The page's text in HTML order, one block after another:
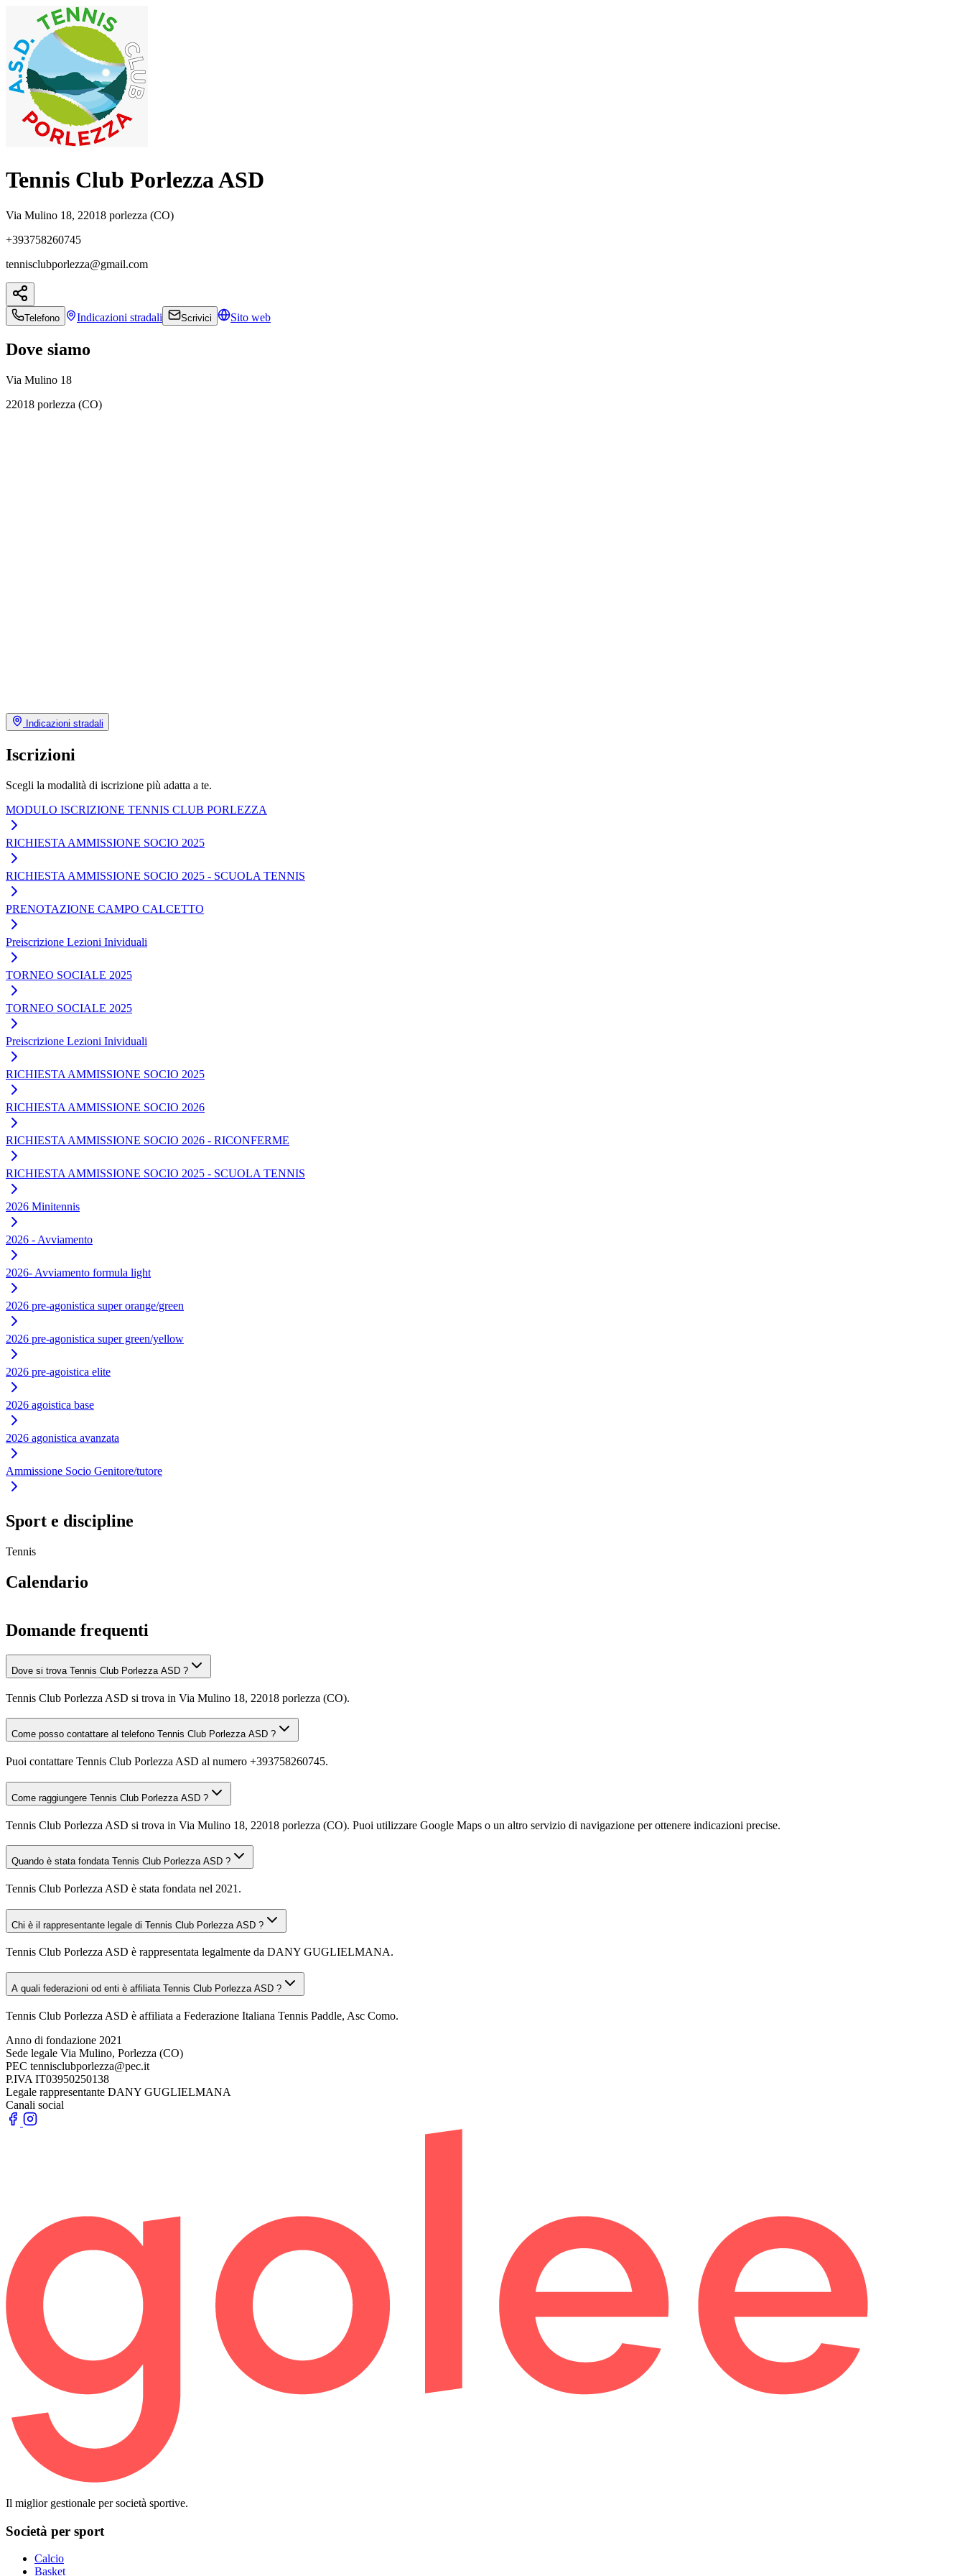
Tennis Club Porlezza ASD
Via Mulino 18, 22018 porlezza (CO)
+393758260745
tennisclubporlezza@gmail.com
Telefono Indicazioni stradali Scrivici Sito web
Dove siamo
Via Mulino 18
22018 porlezza (CO)
Indicazioni stradali
Iscrizioni
Scegli la modalità di iscrizione più adatta a te.
MODULO ISCRIZIONE TENNIS CLUB PORLEZZA
RICHIESTA AMMISSIONE SOCIO 2025
RICHIESTA AMMISSIONE SOCIO 2025 - SCUOLA TENNIS
PRENOTAZIONE CAMPO CALCETTO
Preiscrizione Lezioni Inividuali
TORNEO SOCIALE 2025
TORNEO SOCIALE 2025
Preiscrizione Lezioni Inividuali
RICHIESTA AMMISSIONE SOCIO 2025
RICHIESTA AMMISSIONE SOCIO 2026
RICHIESTA AMMISSIONE SOCIO 2026 - RICONFERME
RICHIESTA AMMISSIONE SOCIO 2025 - SCUOLA TENNIS
2026 Minitennis
2026 - Avviamento
2026- Avviamento formula light
2026 pre-agonistica super orange/green
2026 pre-agonistica super green/yellow
2026 pre-agoistica elite
2026 agoistica base
2026 agonistica avanzata
Ammissione Socio Genitore/tutore
Sport e discipline
Tennis
Calendario
Domande frequenti
Dove si trova Tennis Club Porlezza ASD ?
Tennis Club Porlezza ASD si trova in Via Mulino 18, 22018 porlezza (CO).
Come posso contattare al telefono Tennis Club Porlezza ASD ?
Puoi contattare Tennis Club Porlezza ASD al numero +393758260745.
Come raggiungere Tennis Club Porlezza ASD ?
Tennis Club Porlezza ASD si trova in Via Mulino 18, 22018 porlezza (CO). Puoi utilizzare Google Maps o un altro servizio di navigazione per ottenere indicazioni precise.
Quando è stata fondata Tennis Club Porlezza ASD ?
Tennis Club Porlezza ASD è stata fondata nel 2021.
Chi è il rappresentante legale di Tennis Club Porlezza ASD ?
Tennis Club Porlezza ASD è rappresentata legalmente da DANY GUGLIELMANA.
A quali federazioni od enti è affiliata Tennis Club Porlezza ASD ?
Tennis Club Porlezza ASD è affiliata a Federazione Italiana Tennis Paddle, Asc Como.
Anno di fondazione 2021
Sede legale Via Mulino, Porlezza (CO)
PEC tennisclubporlezza@pec.it
P.IVA IT03950250138
Legale rappresentante DANY GUGLIELMANA
Canali social
Il miglior gestionale per società sportive.
Società per sport
Calcio
Basket